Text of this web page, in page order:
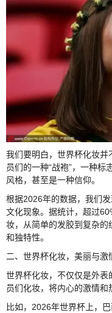
我们要明白，世界杯化妆并
员们的一种“战袍”，一种标
风格，甚至是一种信仰。
根据2026年的数据，我们
文化现象。据统计，超过
妆，从简单的发胶到复杂的
和独特性。
二、世界杯化妆，美丽与激
世界杯化妆，不仅仅是外
员们化妆，将内心的激情和
比如，2026年世界杯上，